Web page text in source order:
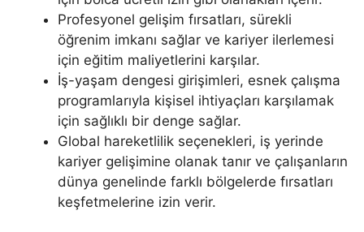
Profesyonel gelişim fırsatları, sürekli
öğrenim imkanı sağlar ve kariyer ilerlemesi
için eğitim maliyetlerini karşılar.
İş-yaşam dengesi girişimleri, esnek çalışma
programlarıyla kişisel ihtiyaçları karşılamak
için sağlıklı bir denge sağlar.
Global hareketlilik seçenekleri, iş yerinde
kariyer gelişimine olanak tanır ve çalışanların
dünya genelinde farklı bölgelerde fırsatları
keşfetmelerine izin verir.